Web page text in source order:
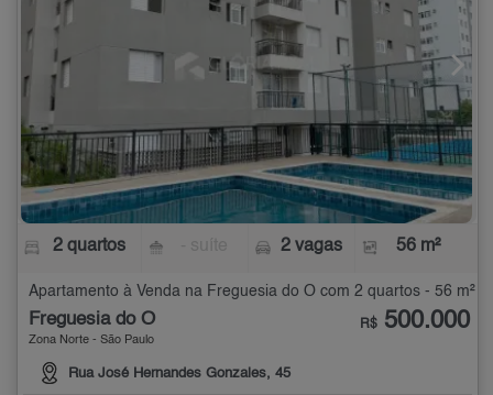
2 quartos 2 vagas 56 m²
Apartamento à Venda na Freguesia do Ó com 2 quartos - 56 m²
Freguesia do Ó
Zona Norte - São Paulo
Rua José Hernandes Gonzales, 45
R$ 500.000